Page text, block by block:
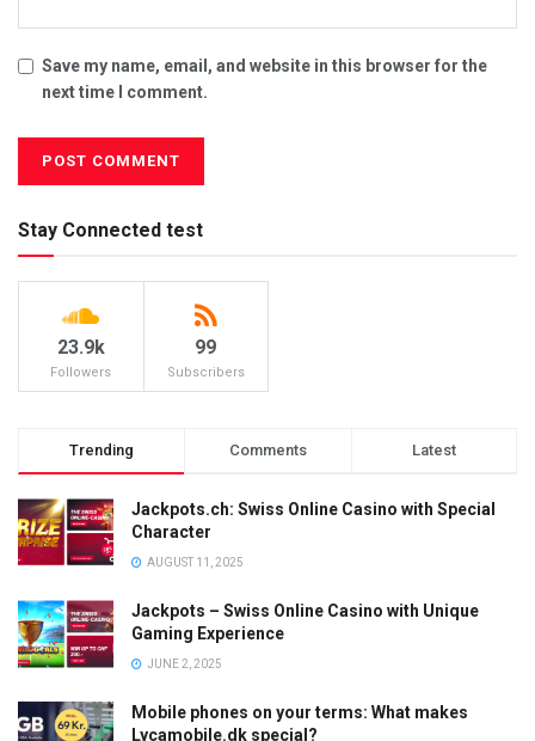
Save my name, email, and website in this browser for the
next time I comment.
Stay Connected test
23.9k
Followers
99
Subscribers
Trending Comments Latest
Jackpots.ch: Swiss Online Casino with Special
Character
AUGUST 11, 2025
Jackpots – Swiss Online Casino with Unique
Gaming Experience
JUNE 2, 2025
Mobile phones on your terms: What makes
Lycamobile.dk special?